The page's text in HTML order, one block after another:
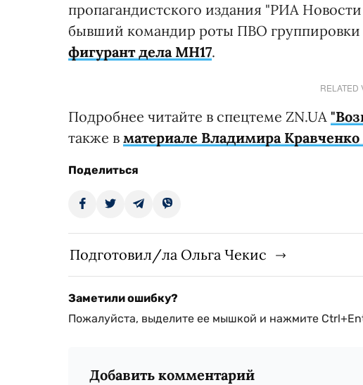
пропагандистского издания "РИА
бывший командир роты ПВО
фигурант дела MH17.
RELATED
Подробнее читайте в спецтеме ZN.UA
также в материале Владимира
Поделиться
Подготовил/ла Ольга Чекис
Заметили ошибку?
Пожалуйста, выделите ее мышкой и нажмите
Добавить комментарий